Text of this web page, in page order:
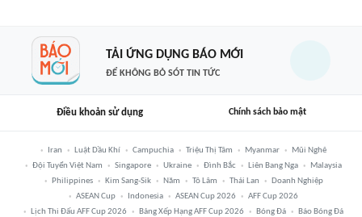
TẢI ỨNG DỤNG BÁO MỚI
ĐỂ KHÔNG BỎ SÓT TIN TỨC
Điều khoản sử dụng Chính sách bảo mật
Iran Luật Dầu Khí Campuchia Triệu Thị Tâm Myanmar
Mũi Nghê
Đội Tuyển Việt Nam
Singapore Ukraine Đình Bắc Liên Bang Nga
Malaysia
Philippines
Kim Sang-Sik Năm Tô Lâm Thái Lan
Doanh Nghiệp
ASEAN Cup
Indonesia ASEAN Cup 2026
AFF Cup 2026
Lịch Thi Đấu AFF Cup 2026
Bảng Xếp Hạng AFF Cup 2026 Bóng Đá
Báo Bóng Đá